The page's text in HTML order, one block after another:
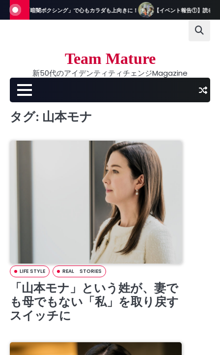
Skip
to
験！「暗闇ボクシング」で心もカラダも上向きに！ 【イベント報告①】読者＆ス
Team Mature
新50代のアイデンティティチェンジMagazine
タグ: 山本モナ
LIFE STYLE REAL STORIES
「山本モナ」という姓が、妻で
も母でもない「私」を取り戻す
スイッチに